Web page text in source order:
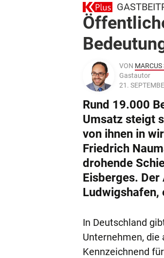
VON MARCUS
Gastautor
21.
Rund 19.000
Umsatz steigt
von ihnen in
Friedrich
drohende
Eisberges.
Ludwigshafen,
In Deutschland
Unternehmen,
Kennzeichnend